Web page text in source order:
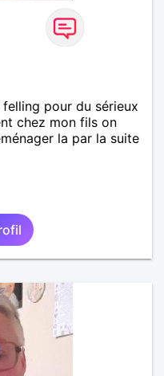
pour du sérieux
chez mon fils on
la par la suite